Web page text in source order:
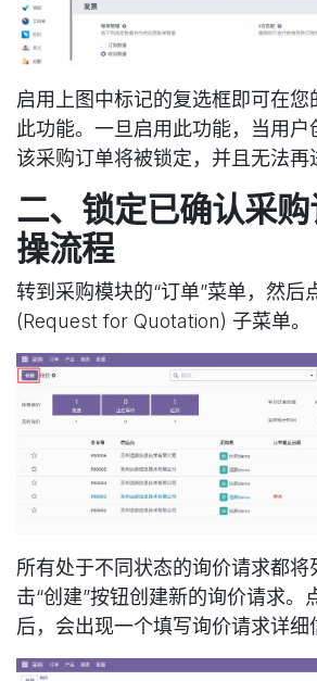
启用上图中标记的复选框即可在您
此功能。一旦启用此功能，当用户
该采购订单将被锁定，并且无法再
二、锁定已确认采
操流程
转到采购模块的“订单”菜单，然后
(Request for Quotation) 子菜单。
所有处于不同状态的询价请求都将
击“创建”按钮创建新的询价请求。
后，会出现一个填写询价请求详细